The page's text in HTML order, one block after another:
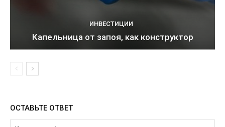
ИНВЕСТИЦИИ
Капельница от запоя, как конструктор
ОСТАВЬТЕ ОТВЕТ